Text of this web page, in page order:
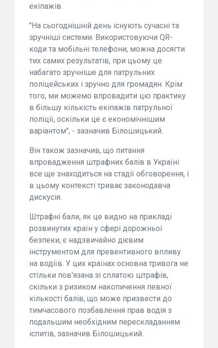
екіпажів.
"На сьогоднішній день існують сучасні та
зручніші системи. Використовуючи QR-
коди та мобільні телефони, можна досягти
тих самих результатів, при цьому це
набагато зручніше для патрульних
поліцейських і зручно для громадян. Крім
того, ми можемо впровадити цю практику
в більшу кількість екіпажів патрульної
поліції, оскільки це є економічнішим
варіантом", - зазначив Білошицький.
Він також зазначив, що питання
впровадження штрафних балів в Україні
все ще знаходиться на стадії обговорення, і
в цьому контексті триває законодавча
дискусія.
Штрафні бали, як це видно на прикладі
розвинутих країн у сфері дорожньої
безпеки, є надзвичайно дієвим
інструментом для превентивного впливу
на водіїв. У цих країнах основна тривога не
стільки пов'язана зі сплатою штрафів,
скільки з ризиком накопичення певної
кількості балів, що може призвести до
тимчасового позбавлення прав водія з
подальшим необхідним перескладанням
іспитів, зазначив Білошицький.